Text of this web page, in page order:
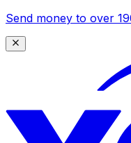
Send money to over